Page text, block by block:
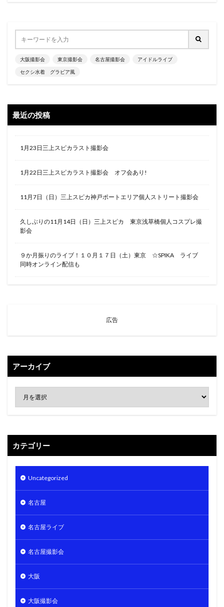
大阪撮影会 東京撮影会 名古屋撮影会 アイドルライブ
セクシ水着 グラビア風
最近の投稿
1月23日三上スピカラスト撮影会
1月22日三上スピカラスト撮影会 オフ会あり!
11月7日（日）三上スピカ神戸ポートエリア個人ストリート撮影会
久しぶりの11月14日（日）三上スピカ 東京浅草橋個人コスプレ撮
影会
９か月振りのライブ！１０月１７日（土）東京 ☆SPIKA ライブ
同時オンライン配信も
広告
アーカイブ
カテゴリー
Uncategorized
名古屋
名古屋ライブ
名古屋撮影会
大阪
大阪撮影会